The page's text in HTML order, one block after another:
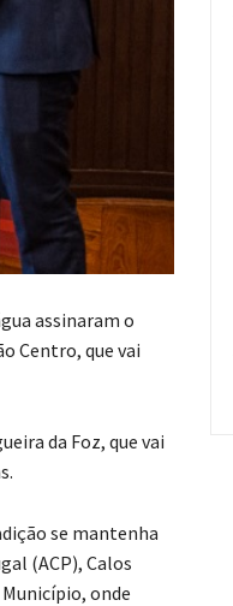
assinaram o
Centro, que vai
da Foz, que vai
se mantenha
(ACP), Calos
onde